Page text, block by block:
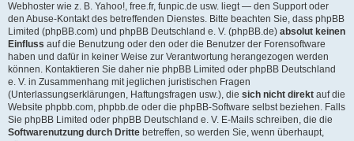
Webhoster wie z. B. Yahoo!, free.fr, funpic.de usw. liegt — den Support oder
den Abuse-Kontakt des betreffenden Dienstes. Bitte beachten Sie, dass phpBB
Limited (phpBB.com) und phpBB Deutschland e. V. (phpBB.de) absolut keinen
Einfluss auf die Benutzung oder den oder die Benutzer der Forensoftware
haben und dafür in keiner Weise zur Verantwortung herangezogen werden
können. Kontaktieren Sie daher nie phpBB Limited oder phpBB Deutschland
e. V. in Zusammenhang mit jeglichen juristischen Fragen
(Unterlassungserklärungen, Haftungsfragen usw.), die sich nicht direkt auf die
Website phpbb.com, phpbb.de oder die phpBB-Software selbst beziehen. Falls
Sie phpBB Limited oder phpBB Deutschland e. V. E-Mails schreiben, die die
Softwarenutzung durch Dritte betreffen, so werden Sie, wenn überhaupt,